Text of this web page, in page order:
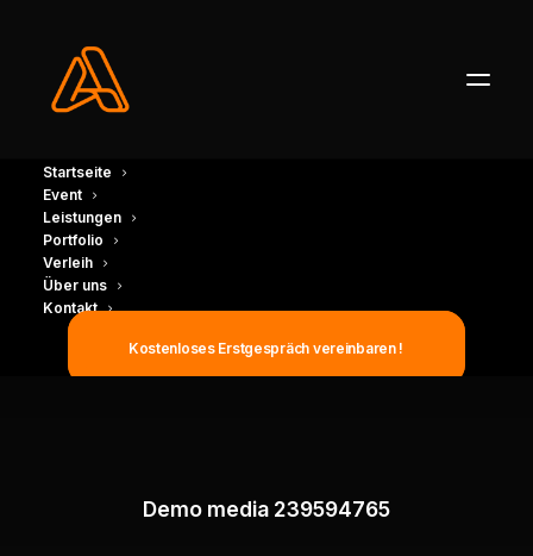
Startseite
Event
Leistungen
Portfolio
Verleih
Über uns
Kontakt
Kostenloses Erstgespräch vereinbaren !
Demo media 239594765